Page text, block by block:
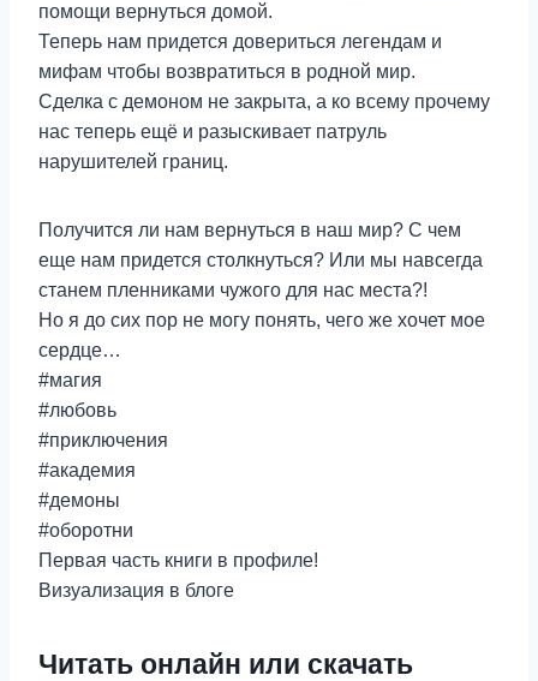
помощи вернуться домой.
Теперь нам придется довериться легендам и
мифам чтобы возвратиться в родной мир.
Сделка с демоном не закрыта, а ко всему прочему
нас теперь ещё и разыскивает патруль
нарушителей границ.
Получится ли нам вернуться в наш мир? С чем
еще нам придется столкнуться? Или мы навсегда
станем пленниками чужого для нас места?!
Но я до сих пор не могу понять, чего же хочет мое
сердце…
#магия
#любовь
#приключения
#академия
#демоны
#оборотни
Первая часть книги в профиле!
Визуализация в блоге
Читать онлайн или скачать